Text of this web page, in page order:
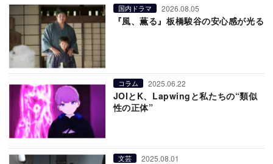
国内ドラマ 2026.08.05
『風、薫る』板橋駿谷の安心感が光る
コラム 2025.06.22
JOIとK、Lapwingと私たちの“類似
性の正体”
文芸 2025.08.01